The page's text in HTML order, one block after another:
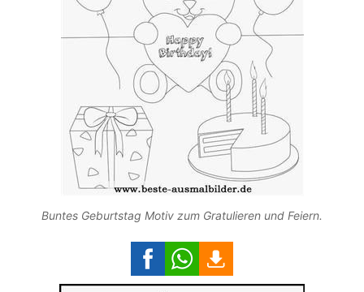
Buntes Geburtstag Motiv zum Gratulieren und Feiern.